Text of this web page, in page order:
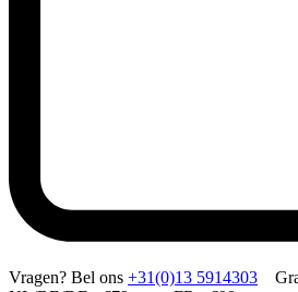
Vragen? Bel ons +31(0)13 5914303